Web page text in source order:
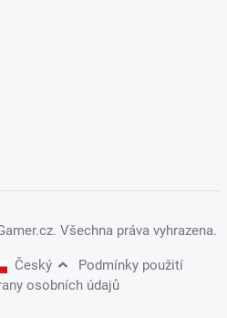
. Všechna práva vyhrazena.
Český
Podmínky použití
osobních údajů